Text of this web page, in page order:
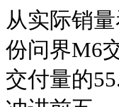
从实际销
份问界M6
交付量的